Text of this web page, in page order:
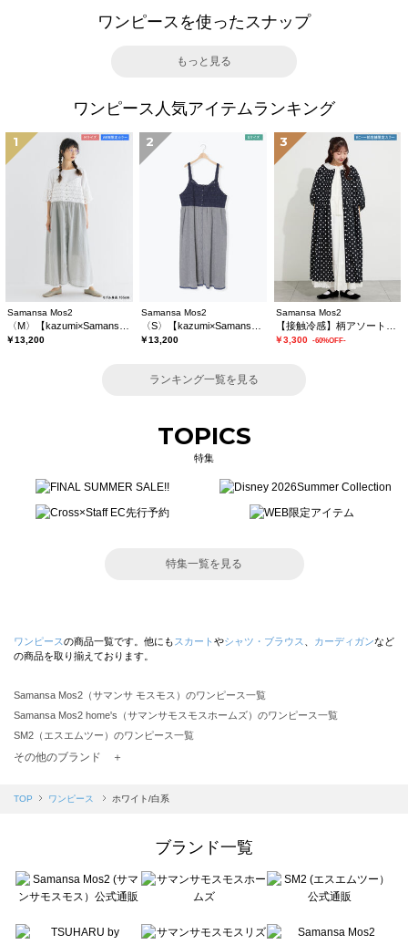
ワンピースを使ったスナップ
もっと見る
ワンピース人気アイテムランキング
1
Samansa Mos2
￥13,200
2
Samansa Mos2
￥13,200
3
Samansa Mos2
￥3,300 -60%OFF-
ランキング一覧を見る
TOPICS
特集
特集一覧を見る
ワンピースの商品一覧です。他にも スカート やシャツ・ブラウス カーディガンなど
の商品を取り揃えております。
Samansa Mos2（サマンサ モスモス）のワンピース一覧
Samansa Mos2 home's（サマンサモスモスホームズ）のワンピース一覧
SM2（エスエムツー）のワンピース一覧
TSUHARU by Samansa Mos2（ツハルバイサマンサモスモス）のワンピース一覧
Samansa Mos2 blue（サマンサモスモス ブルー）のワンピース一覧
sō4ū（ソウフォーユー）のワンピース一覧
Te chichi（テチチ）のワンピース一覧
Te chichi CLASSIC（テチチ クラシック）のワンピース一覧
Lugnoncure（ルノンキュール）のワンピース一覧
その他のブランド ＋
TOP ワンピース ホワイト/白系
ブランド一覧